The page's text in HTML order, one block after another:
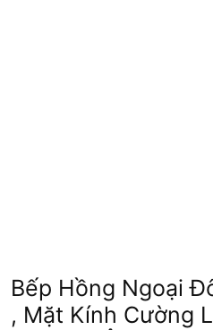
Bếp Hồng Ngoại
, Mặt Kính Cường